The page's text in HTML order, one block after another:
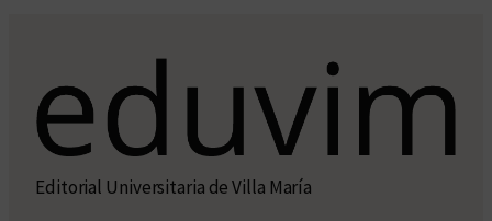
Editorial Universitaria de Villa María